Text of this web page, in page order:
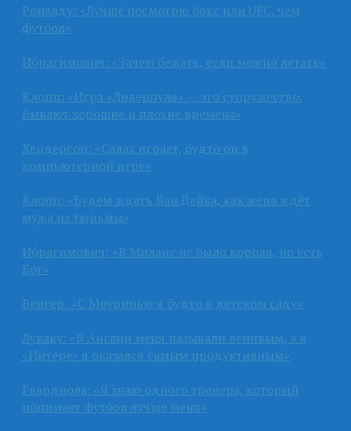
Роналду: «Лучше посмотрю бокс или UFC, чем
футбол»
Ибрагимович: «Зачем бежать, если можно летать»
Клопп: «Игра «Ливерпуля» — это супружество.
Бывают хорошие и плохие времена»
Хендерсон: «Салах играет, будто он в
компьютерной игре»
Клопп: «Будем ждать Ван Дейка, как жена ждёт
мужа из тюрьмы»
Ибрагимович: «В Милане не было короля, но есть
Бог»
Венгер: «С Моуринью я будто в детском саду»
Лукаку: «В Англии меня называли ленивым, а в
«Интере» я оказался самым продуктивным»
Гвардиола: «Я знаю одного тренера, который
понимает футбол лучше меня»